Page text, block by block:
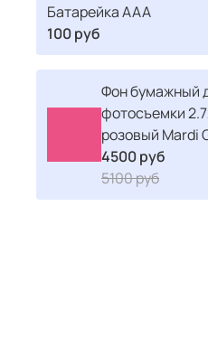
Батарейка ААА
100 руб
Фон бумажный
фотосъемки
розовый Mardi
4500 руб
5100 руб